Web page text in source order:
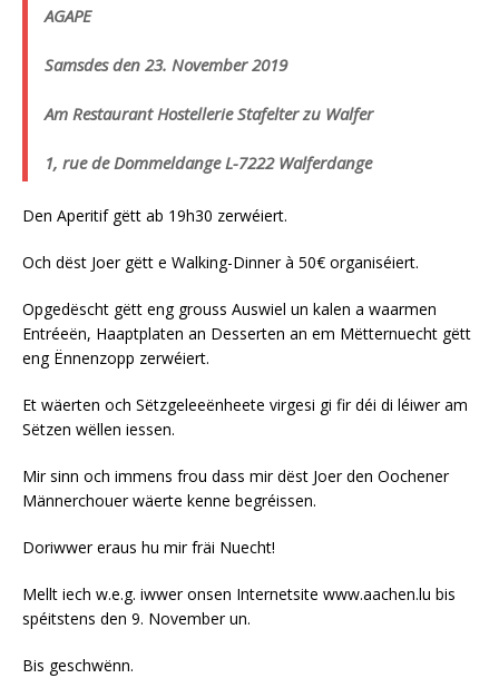
AGAPE
Samsdes den 23. November 2019
Am Restaurant Hostellerie Stafelter zu Walfer
1, rue de Dommeldange L-7222 Walferdange
Den Aperitif gëtt ab 19h30 zerwéiert.
Och dëst Joer gëtt e Walking-Dinner à 50€ organiséiert.
Opgedëscht gëtt eng grouss Auswiel un kalen a waarmen
Entréeën, Haaptplaten an Desserten an em Mëtternuecht gëtt
eng Ënnenzopp zerwéiert.
Et wäerten och Sëtzgeleeënheete virgesi gi fir déi di léiwer am
Sëtzen wëllen iessen.
Mir sinn och immens frou dass mir dëst Joer den Oochener
Männerchouer wäerte kenne begréissen.
Doriwwer eraus hu mir fräi Nuecht!
Mellt iech w.e.g. iwwer onsen Internetsite www.aachen.lu bis
spéitstens den 9. November un.
Bis geschwënn.